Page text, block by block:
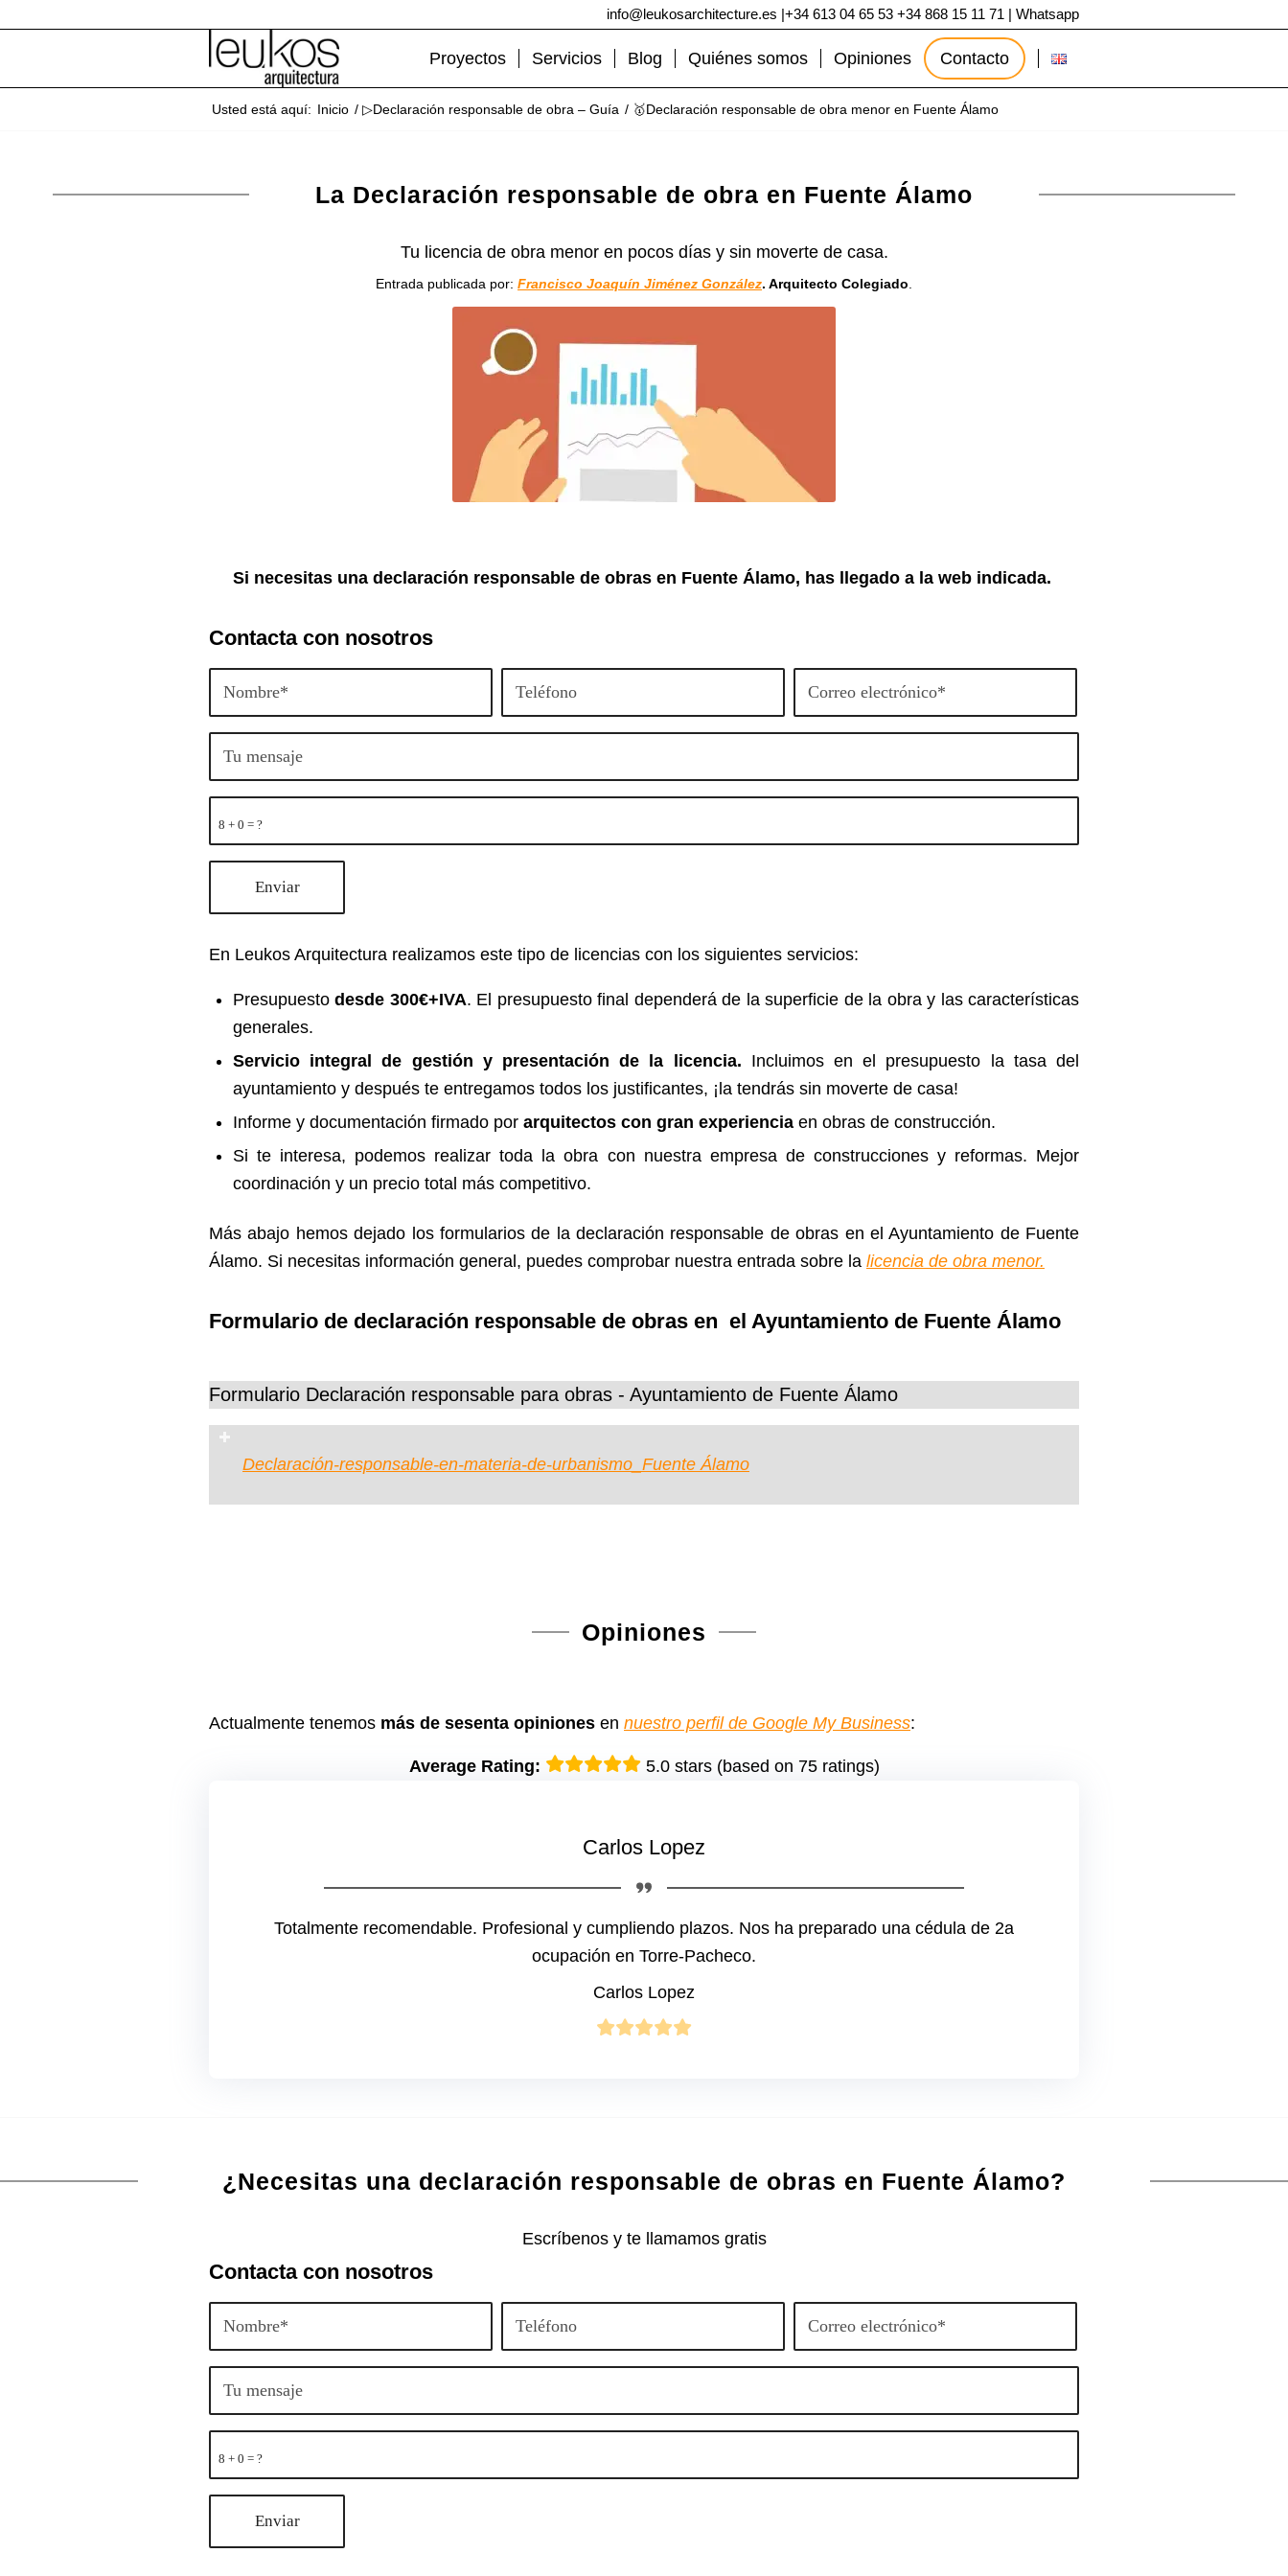
info@leukosarchitecture.es |+34 613 04 65 53 +34 868 15 11 71 | Whatsapp
Proyectos Servicios Blog Quiénes somos Opiniones Contacto
Usted está aquí: Inicio / ▷Declaración responsable de obra – Guía / 🥇Declaración responsable de obra menor en Fuente Álamo
La Declaración responsable de obra en Fuente Álamo
Tu licencia de obra menor en pocos días y sin moverte de casa.
Entrada publicada por: Francisco Joaquín Jiménez González. Arquitecto Colegiado
Si necesitas una declaración responsable de obras en Fuente Álamo, has llegado a la web indicada.
Contacta con nosotros
8 + 0 = ?
En Leukos Arquitectura realizamos este tipo de licencias con los siguientes servicios:
Presupuestodesde 300€+IVA. El presupuesto final dependerá de la superficie de la obra y las características
generales.
Servicio integral de gestión y presentación de la licencia. Incluimos en el presupuesto la tasa del
ayuntamiento y después te entregamos todos los justificantes, ¡la tendrás sin moverte de casa!
Informe y documentación firmado por arquitectos con gran experiencia en obras de construcción.
Si te interesa, podemos realizar toda la obra con nuestra empresa de construcciones y reformas. Mejor
coordinación y un precio total más competitivo.
Más abajo hemos dejado los formularios de la declaración responsable de obras en el Ayuntamiento de Fuente
Álamo. Si necesitas información general, puedes comprobar nuestra entrada sobre la licencia de obra menor.
Formulario de declaración responsable de obras en el Ayuntamiento de Fuente Álamo
Formulario Declaración responsable para obras - Ayuntamiento de Fuente Álamo
Declaración-responsable-en-materia-de-urbanismo_Fuente Álamo
Opiniones
Actualmente tenemos más de sesenta opiniones en nuestro perfil de Google My Business:
Average Rating: 5.0 stars (based on 75 ratings)
Carlos Lopez
Totalmente recomendable. Profesional y cumpliendo plazos. Nos ha preparado una cédula de 2a
ocupación en Torre-Pacheco.
Carlos Lopez
¿Necesitas una declaración responsable de obras en Fuente Álamo?
Escríbenos y te llamamos gratis
Contacta con nosotros
8 + 0 = ?